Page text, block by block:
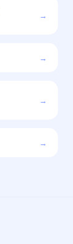
→
→
→
→